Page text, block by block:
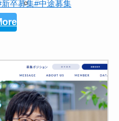
新卒募集#中途募集